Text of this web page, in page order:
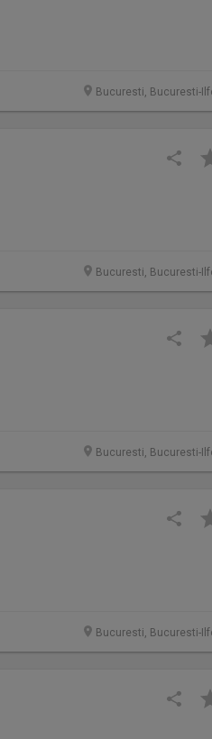
Bucuresti, Bucuresti-
Bucuresti, Bucuresti-
Bucuresti, Bucuresti-
Bucuresti, Bucuresti-